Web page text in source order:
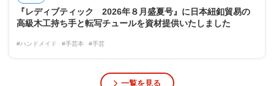
『レディブティック 2026年８月盛夏号』に日本紐釦貿易の
高級木工持ち手と転写チュールを資材提供いたしました
#ハンドメイド #手芸本 #手芸
一覧を見る